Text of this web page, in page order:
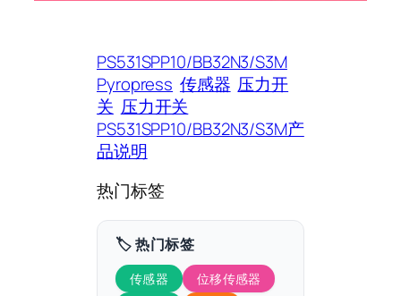
PS531SPP10/BB32N3/S3M
Pyropress 传感器 压力开
关 压力开关
PS531SPP10/BB32N3/S3M产
品说明
热门标签
🏷️ 热门标签
传感器
位移传感器